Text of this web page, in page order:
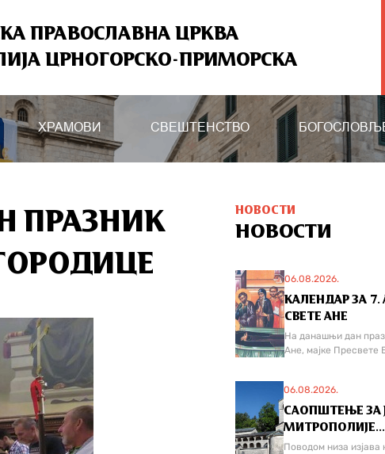
ПРАВОСЛАВНА ЦРКВА
ЦРНОГОРСКО-ПРИМОРСКА
ХРАМОВИ СВЕШТЕНСТВО
ПРАЗНИК
НОВОСТИ
НОВОСТИ
06.08.2026.
КАЛЕНДАР ЗА 7.
СВЕТЕ АНЕ
На данашњи дан
Ане, мајке Пресвете
06.08.2026.
САОПШТЕЊЕ ЗА
МИТРОПОЛИЈЕ...
Поводом низа изјава